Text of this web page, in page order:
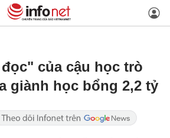
của cậu học trò
giành học bổng 2,2 tỷ